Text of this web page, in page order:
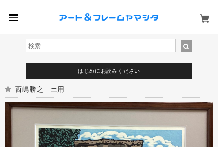
はじめにお読みください
西嶋勝之 土用